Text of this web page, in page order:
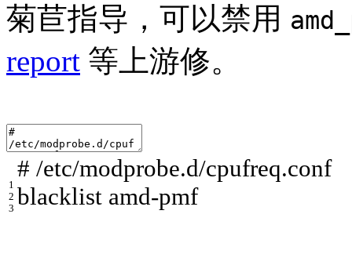
菊苣指导，可以禁用
report 等上游修。
1
2
3
# /etc/modprobe.d/cpufreq.conf
blacklist amd-pmf